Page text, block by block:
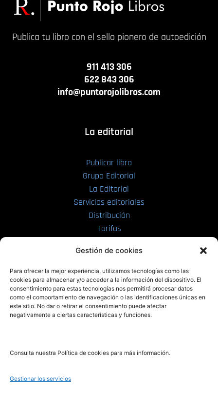
Gestión de cookies
Para ofrecer la mejor experiencia, utilizamos tecnologías como las
cookies para almacenar y/o acceder a la información del dispositivo. El
consentimiento para estas tecnologías nos permitirá procesar datos
como el comportamiento de navegación o las identificaciones únicas en
este sitio. No dar o retirar el consentimiento puede afectar
negativamente a ciertas características y funciones.
Consulta nuestra Política de cookies para más información.
Gestionar los servicios
Publica tu libro con el sello pionero de autoedición
911 413 306
622 843 306
info@puntorojolibros.com
La editorial
Publicar libro
Grupo Editorial
La Editorial
Servicios editoriales
Distribución
Tarifas
PRL | Films
PRL | Play
PRL | LAB
Noticias